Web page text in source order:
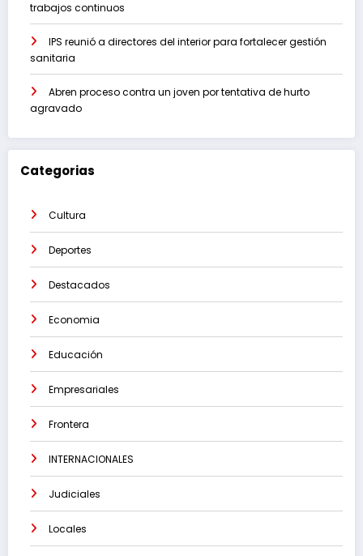
trabajos continuos
IPS reunió a directores del interior para fortalecer gestión
sanitaria
Abren proceso contra un joven por tentativa de hurto
agravado
Categorias
Cultura
Deportes
Destacados
Economia
Educación
Empresariales
Frontera
INTERNACIONALES
Judiciales
Locales